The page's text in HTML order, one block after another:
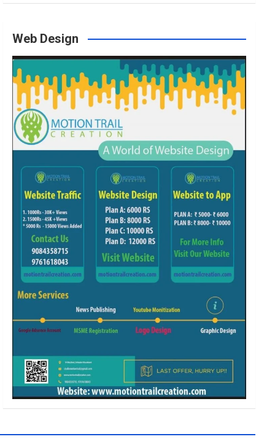
o
k a
m
r e
Web Design